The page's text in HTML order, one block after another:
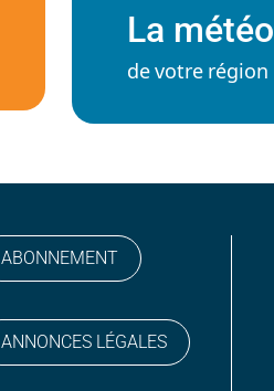
La météo
de votre région
ABONNEMENT
ANNONCES LÉGALES